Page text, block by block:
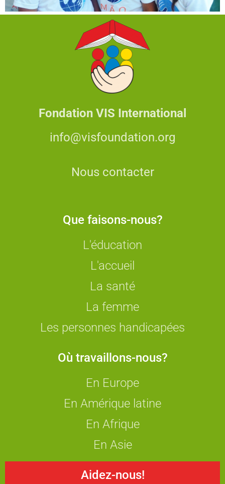
Fondation VIS International
info@visfoundation.org
Nous contacter
Que faisons-nous?
L'éducation
L'accueil
La santé
La femme
Les personnes handicapées
Où travaillons-nous?
En Europe
En Amérique latine
En Afrique
En Asie
Aidez-nous!